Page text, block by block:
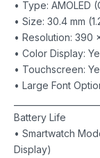
• Type: AMOLED
• Size: 30.4 mm
• Resolution: 390
• Color Display:
• Touchscreen:
• Large Font
Battery Life
• Smartwatch
Display)